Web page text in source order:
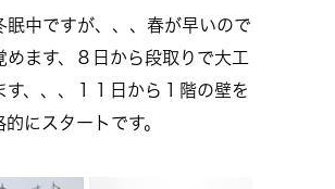
眠中ですが、、、春が早いので
めます、８日から段取りで大工
す、、、１１日から１階の壁を
にスタートです。